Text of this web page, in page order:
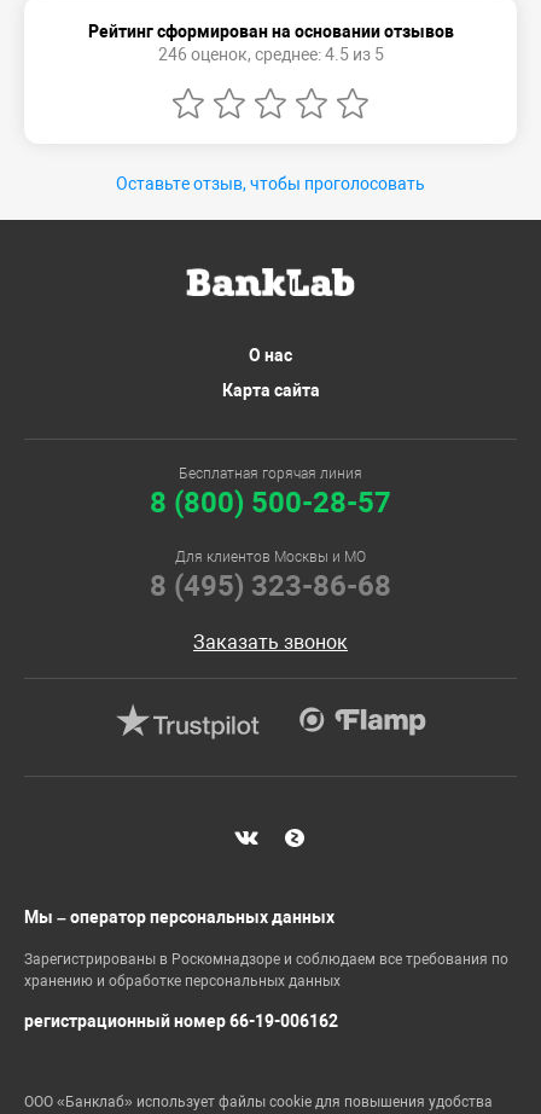
Рейтинг сформирован на основании отзывов
246 оценок, среднее: 4.5 из 5
Оставьте отзыв, чтобы проголосовать
О нас
Карта сайта
Бесплатная горячая линия
8 (800) 500-28-57
Для клиентов Москвы и МО
8 (495) 323-86-68
Заказать звонок
Мы – оператор персональных данных
Зарегистрированы в Роскомнадзоре и соблюдаем все требования по
хранению и обработке персональных данных
регистрационный номер 66-19-006162
ООО «Банклаб» использует файлы cookie для повышения удобства